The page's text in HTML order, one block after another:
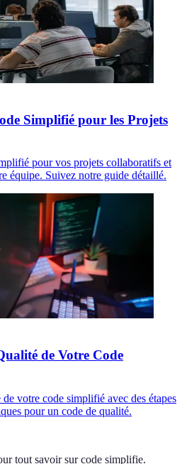
Simplifié pour les Projets
pour vos projets collaboratifs et
équipe. Suivez notre guide détaillé.
de Votre Code
votre code simplifié avec des étapes
pour un code de qualité.
tout savoir sur code simplifie.